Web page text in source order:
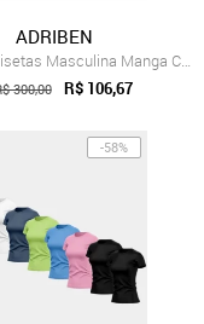
ADRIBEN
Kit 6 Camisetas Masculina Manga Curta Dr...
300,00 R$ 106,67
-58%